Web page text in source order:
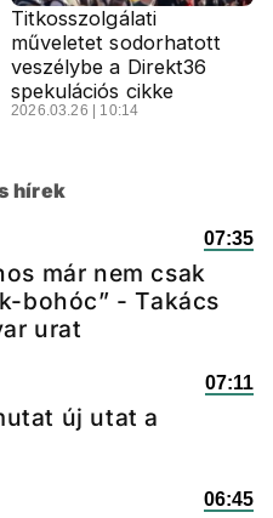
Titkosszolgálati
műveletet sodorhatott
veszélybe a Direkt36
spekulációs cikke
2026.03.26 | 10:14
hírek
07:35
már nem csak
bohóc” - Takács
urat
07:11
új utat a
06:45